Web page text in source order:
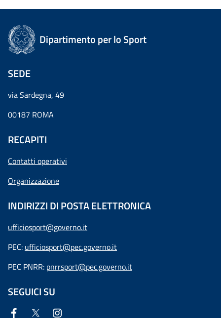
Dipartimento per lo Sport
SEDE
via Sardegna, 49
00187 ROMA
RECAPITI
Contatti operativi
Organizzazione
INDIRIZZI DI POSTA ELETTRONICA
ufficiosport@governo.it
PEC: ufficiosport@pec.governo.it
PEC PNRR: pnrrsport@pec.governo.it
SEGUICI SU